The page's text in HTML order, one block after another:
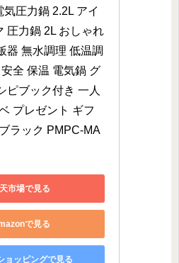
気圧力鍋 2.2L アイ
圧力鍋 2L おしゃれ
器 無水調理 低温調
全 保温 電気鍋 グ
ピブック付き 一人
プレゼント ギフ
ラック PMPC-MA
市場で見る
で見る
ョッピングで見る